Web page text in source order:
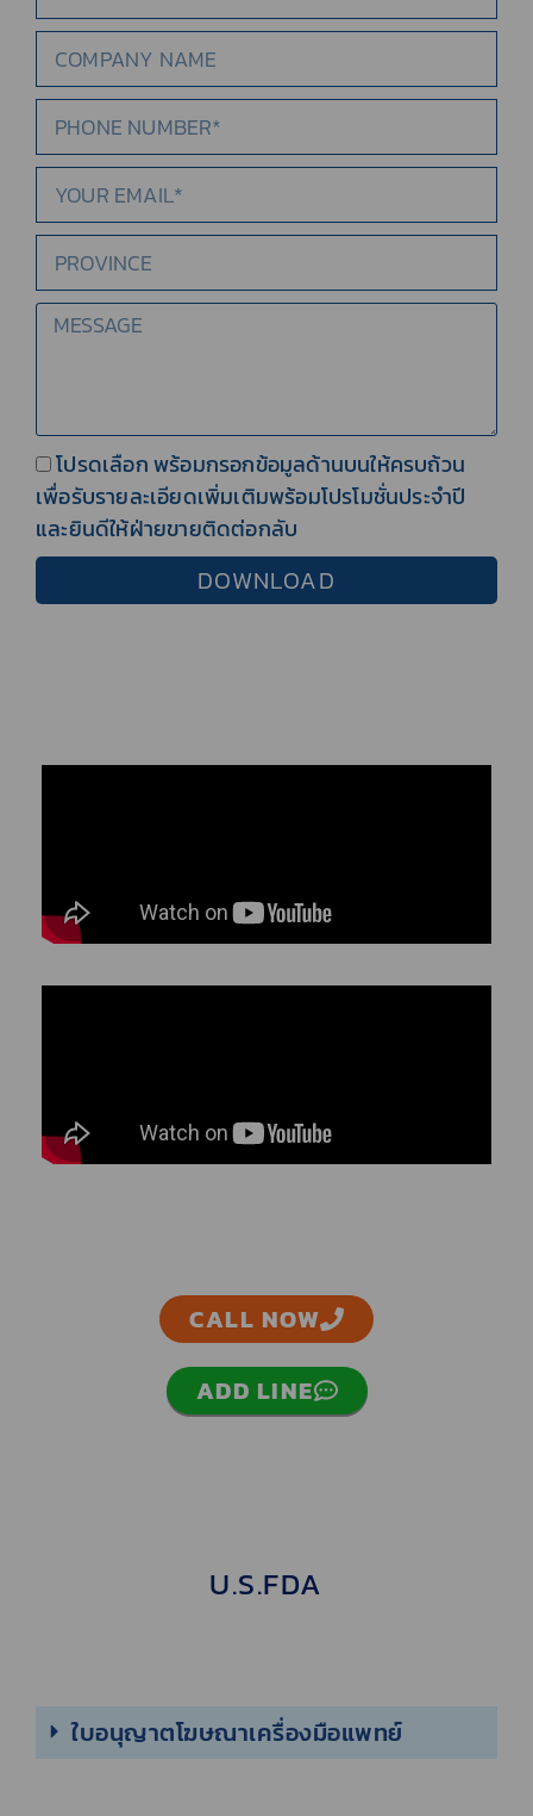
โปรดเลือก พร้อมกรอกข้อมูลด้านบนให้ครบถ้วน
เพื่อรับรายละเอียดเพิ่มเติมพร้อมโปรโมชั่นประจำปี
และยินดีให้ฝ่ายขายติดต่อกลับ
DOWNLOAD
CALL NOW
ADD LINE
U.S.FDA
ใบอนุญาตโฆษณาเครื่องมือแพทย์